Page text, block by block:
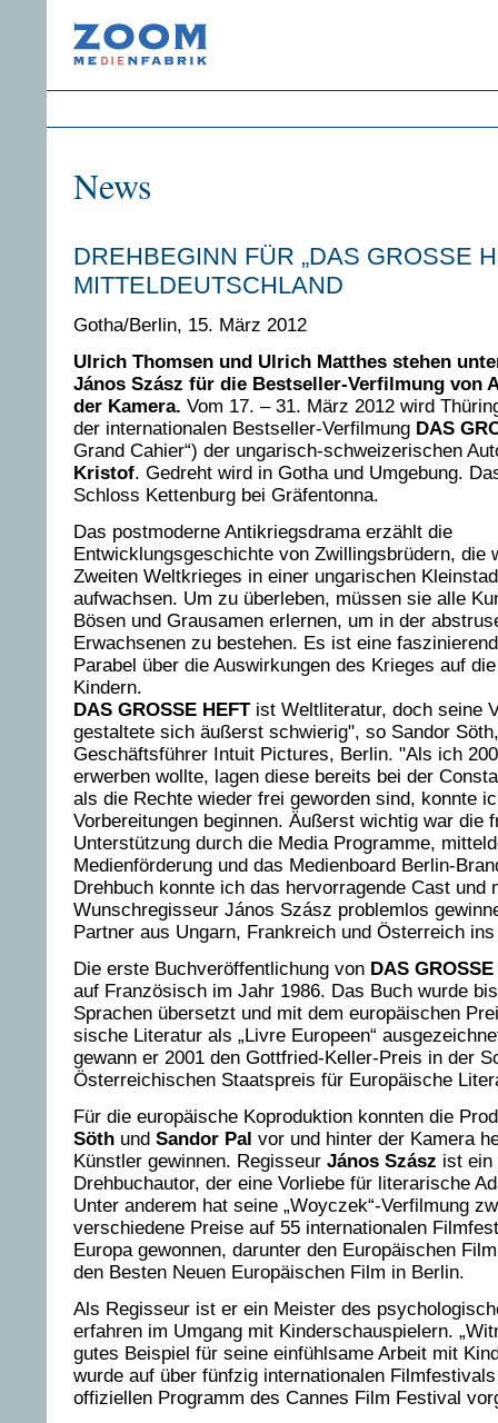
News
DREHBEGINN FÜR „DAS GROSSE
MITTELDEUTSCHLAND
Gotha/Berlin, 15. März 2012
Ulrich Thomsen und Ulrich Matthes stehen
János Szász für die Bestseller-Verfilmung von
der Kamera. Vom 17. – 31. März 2012 wird
der internationalen Bestseller-Verfilmung DAS
Grand Cahier“) der ungarisch-schweizerischen
Kristof. Gedreht wird in Gotha und Umgebung.
Schloss Kettenburg bei Gräfentonna.
Das postmoderne Antikriegsdrama erzählt die
Entwicklungsgeschichte von Zwillingsbrüdern, die
Zweiten Weltkrieges in einer ungarischen
aufwachsen. Um zu überleben, müssen sie alle
Bösen und Grausamen erlernen, um in der
Erwachsenen zu bestehen. Es ist eine
Parabel über die Auswirkungen des Krieges auf
Kindern.
DAS GROSSE HEFTist Weltliteratur, doch seine
gestaltete sich äußerst schwierig", so Sandor
Geschäftsführer Intuit Pictures, Berlin. "Als ich
erwerben wollte, lagen diese bereits bei der
als die Rechte wieder frei geworden sind, konnte
Vorbereitungen beginnen. Äußerst wichtig war die
Unterstützung durch die Media Programme,
Medienförderung und das Medienboard Berlin-
Drehbuch konnte ich das hervorragende Cast und
Wunschregisseur János Szász problemlos
Partner aus Ungarn, Frankreich und Österreich
Die erste Buchveröffentlichung von DAS
auf Französisch im Jahr 1986. Das Buch wurde
Sprachen übersetzt und mit dem europäischen
sische Literatur als „Livre Europeen“
gewann er 2001 den Gottfried-Keller-Preis in der
Österreichischen Staatspreis für Europäische
Für die europäische Koproduktion konnten die
Söth und Sandor Pal vor und hinter der Kamera
Künstler gewinnen. Regisseur János Szász ist ein
Drehbuchautor, der eine Vorliebe für literarische
Unter anderem hat seine „Woyczek“-Verfilmung
verschiedene Preise auf 55 internationalen
Europa gewonnen, darunter den Europäischen
den Besten Neuen Europäischen Film in Berlin.
Als Regisseur ist er ein Meister des
erfahren im Umgang mit Kinderschauspielern.
gutes Beispiel für seine einfühlsame Arbeit mit
wurde auf über fünfzig internationalen
offiziellen Programm des Cannes Film Festival